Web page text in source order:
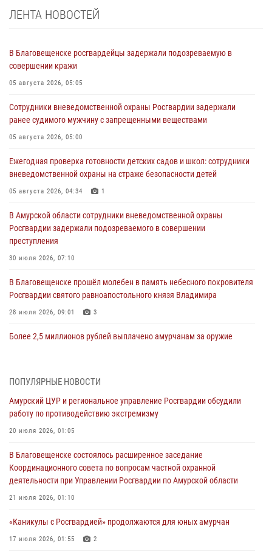
ЛЕНТА НОВОСТЕЙ
В Благовещенске росгвардейцы задержали подозреваемую в
совершении кражи
05 августа 2026, 05:05
Сотрудники вневедомственной охраны Росгвардии задержали
ранее судимого мужчину с запрещенными веществами
05 августа 2026, 05:00
Ежегодная проверка готовности детских садов и школ: сотрудники
вневедомственной охраны на страже безопасности детей
05 августа 2026, 04:34 1
В Амурской области сотрудники вневедомственной охраны
Росгвардии задержали подозреваемого в совершении
преступления
30 июля 2026, 07:10
В Благовещенске прошёл молебен в память небесного покровителя
Росгвардии святого равноапостольного князя Владимира
28 июля 2026, 09:01 3
Более 2,5 миллионов рублей выплачено амурчанам за оружие
Росгвардии Амурской области в период с 20 по 26 июля 2026 года
27 июля 2026, 06:28
охраны
23 июля 2026, 07:49
Амурчане смогут узнать об условиях поступления на службу в
23 июля 2026, 00:00
ПОПУЛЯРНЫЕ НОВОСТИ
Амурский ЦУР и региональное управление Росгвардии обсудили
работу по противодействию экстремизму
20 июля 2026, 01:05
В Благовещенске состоялось расширенное заседание
Координационного совета по вопросам частной охранной
деятельности при Управлении Росгвардии по Амурской области
21 июля 2026, 01:10
«Каникулы с Росгвардией» продолжаются для юных амурчан
17 июля 2026, 01:55 2